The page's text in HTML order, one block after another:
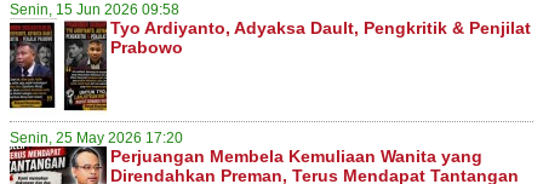
Senin, 15 Jun 2026 09:58
Tyo Ardiyanto, Adyaksa Dault, Pengkritik & Penjilat
Prabowo
Senin, 25 May 2026 17:20
Perjuangan Membela Kemuliaan Wanita yang
Direndahkan Preman, Terus Mendapat Tantangan